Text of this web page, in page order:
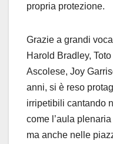
propria protezione.
Grazie a grandi
Harold Bradley,
Ascolese, Joy
anni, si è reso
irripetibili cantando
come l’aula
ma anche nelle